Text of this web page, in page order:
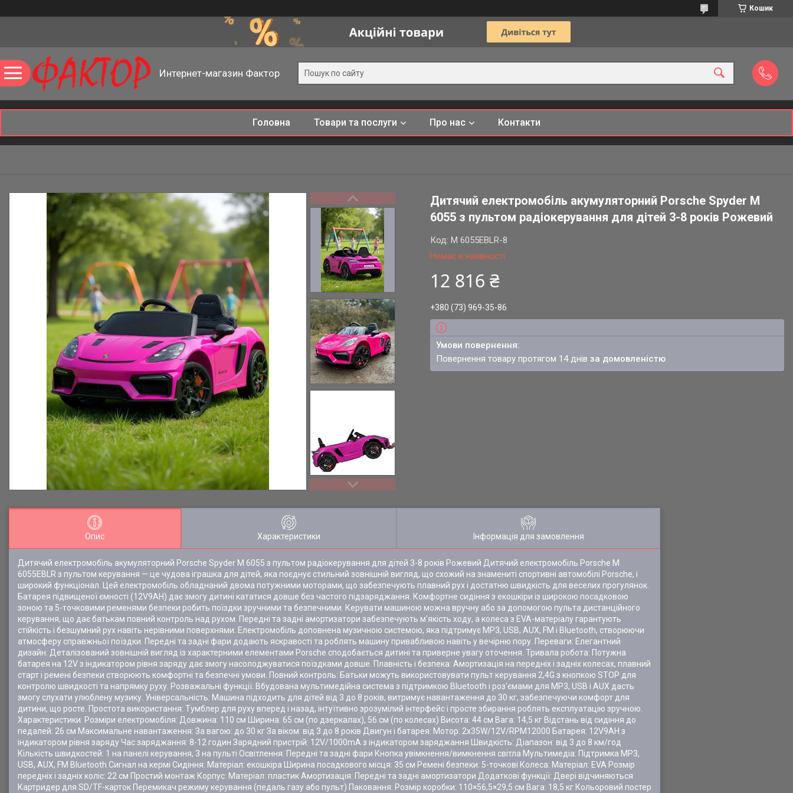
Кошик
Интернет-магазин Фактор
Головна Товари та послуги Про нас Контакти
Дитячий електромобіль акумуляторний Porsche Spyder M
6055 з пультом радіокерування для дітей 3-8 років Рожевий
Немає в наявності
Код:M 6055EBLR-8
12 816 ₴
+380 (73) 969-35-86
повернення товару протягом 14 днівза домовленістю
Опис Характеристики Інформація для замовлення
Дитячий електромобіль акумуляторний Porsche Spyder M 6055 з пультом радіокерування для дітей 3-8 років Рожевий Дитячий електромобіль Porsche M
6055EBLR з пультом керування — це чудова іграшка для дітей, яка поєднує стильний зовнішній вигляд, що схожий на знамениті спортивні автомобілі Porsche, і
широкий функціонал. Цей електромобіль обладнаний двома потужними моторами, що забезпечують плавний рух і достатню швидкість для веселих прогулянок.
Батарея підвищеної ємності (12V9AH) дає змогу дитині кататися довше без частого підзаряджання. Комфортне сидіння з екошкіри із широкою посадковою
зоною та 5-точковими ременями безпеки робить поїздки зручними та безпечними. Керувати машиною можна вручну або за допомогою пульта дистанційного
керування, що дає батькам повний контроль над рухом. Передні та задні амортизатори забезпечують м'якість ходу, а колеса з EVA-матеріалу гарантують
стійкість і безшумний рух навіть нерівними поверхнями. Електромобіль доповнена музичною системою, яка підтримує MP3, USB, AUX, FM і Bluetooth, створюючи
атмосферу справжньої поїздки. Передні та задні фари додають яскравості та роблять машину привабливою навіть у вечірню пору. Переваги: Елегантний
дизайн: Деталізований зовнішній вигляд із характерними елементами Porsche сподобається дитині та приверне увагу оточення. Тривала робота: Потужна
батарея на 12V з індикатором рівня заряду дає змогу насолоджуватися поїздками довше. Плавність і безпека: Амортизація на передніх і задніх колесах, плавний
старт і ремені безпеки створюють комфортні та безпечні умови. Повний контроль: Батьки можуть використовувати пульт керування 2,4G з кнопкою STOP для
контролю швидкості та напрямку руху. Розважальні функції: Вбудована мультимедійна система з підтримкою Bluetooth і роз'ємами для MP3, USB і AUX дасть
змогу слухати улюблену музику. Універсальність: Машина підходить для дітей від 3 до 8 років, витримує навантаження до 30 кг, забезпечуючи комфорт для
дитини, що росте. Простота використання: Тумблер для руху вперед і назад, інтуїтивно зрозумілий інтерфейс і просте збирання роблять експлуатацію зручною.
Характеристики: Розміри електромобіля: Довжина: 110 см Ширина: 65 см (по дзеркалах), 56 см (по колесах) Висота: 44 см Вага: 14,5 кг Відстань від сидіння до
педалей: 26 см Максимальне навантаження: За вагою: до 30 кг За віком: від 3 до 8 років Двигун і батарея: Мотор: 2х35W/12V/RPM12000 Батарея: 12V9AH з
індикатором рівня заряду Час заряджання: 8-12 годин Зарядний пристрій: 12V/1000mA з індикатором заряджання Швидкість: Діапазон: від 3 до 8 км/год
Кількість швидкостей: 1 на панелі керування, 3 на пульті Освітлення: Передні та задні фари Кнопка увімкнення/вимкнення світла Мультимедіа: Підтримка MP3,
USB, AUX, FM Bluetooth Сигнал на кермі Сидіння: Матеріал: екошкіра Ширина посадкового місця: 35 см Ремені безпеки: 5-точкові Колеса: Матеріал: EVA Розмір
передніх і задніх коліс: 22 см Простий монтаж Корпус: Матеріал: пластик Амортизація: Передні та задні амортизатори Додаткові функції: Двері відчиняються
Картридер для SD/TF-карток Перемикач режиму керування (педаль газу або пульт) Паковання: Розмір коробки: 110×56,5×29,5 см Вага: 18,5 кг Кольоровий постер